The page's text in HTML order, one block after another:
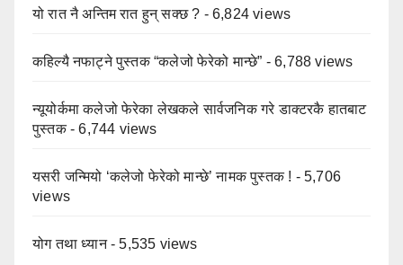
यो रात नै अन्तिम रात हुन् सक्छ ? - 6,824 views
कहिल्यै नफाट्ने पुस्तक “कलेजो फेरेको मान्छे” - 6,788 views
न्यूयोर्कमा कलेजो फेरेका लेखकले सार्वजनिक गरे डाक्टरकै हातबाट
पुस्तक- 6,744 views
यसरी जन्मियो ‘कलेजो फेरेको मान्छे’ नामक पुस्तक ! - 5,706
views
योग तथा ध्यान- 5,535 views